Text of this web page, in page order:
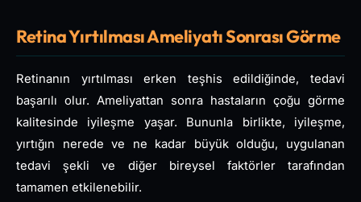
Retina Yırtılması Ameliyatı Sonrası Görme
Retinanın yırtılması erken teşhis edildiğinde, tedavi
başarılı olur. Ameliyattan sonra hastaların çoğu görme
kalitesinde iyileşme yaşar. Bununla birlikte, iyileşme,
yırtığın nerede ve ne kadar büyük olduğu, uygulanan
tedavi şekli ve diğer bireysel faktörler tarafından
tamamen etkilenebilir.